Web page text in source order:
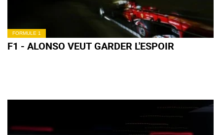
FORMULE 1
F1 - ALONSO VEUT GARDER L'ESPOIR